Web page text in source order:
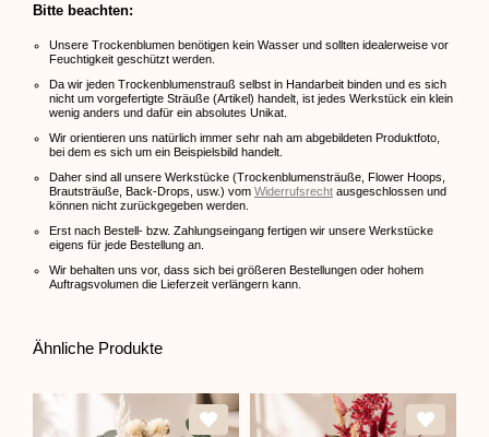
Bitte beachten:
Unsere Trockenblumen benötigen kein Wasser und sollten idealerweise vor
Feuchtigkeit geschützt werden.
Da wir jeden Trockenblumenstrauß selbst in Handarbeit binden und es sich
nicht um vorgefertigte Sträuße (Artikel) handelt, ist jedes Werkstück ein klein
wenig anders und dafür ein absolutes Unikat.
Wir orientieren uns natürlich immer sehr nah am abgebildeten Produktfoto,
bei dem es sich um ein Beispielsbild handelt.
Daher sind all unsere Werkstücke (Trockenblumensträuße, Flower Hoops,
Brautsträuße, Back-Drops, usw.) vom Widerrufsrecht ausgeschlossen und
können nicht zurückgegeben werden.
Erst nach Bestell- bzw. Zahlungseingang fertigen wir unsere Werkstücke
eigens für jede Bestellung an.
Wir behalten uns vor, dass sich bei größeren Bestellungen oder hohem
Auftragsvolumen die Lieferzeit verlängern kann.
Ähnliche Produkte